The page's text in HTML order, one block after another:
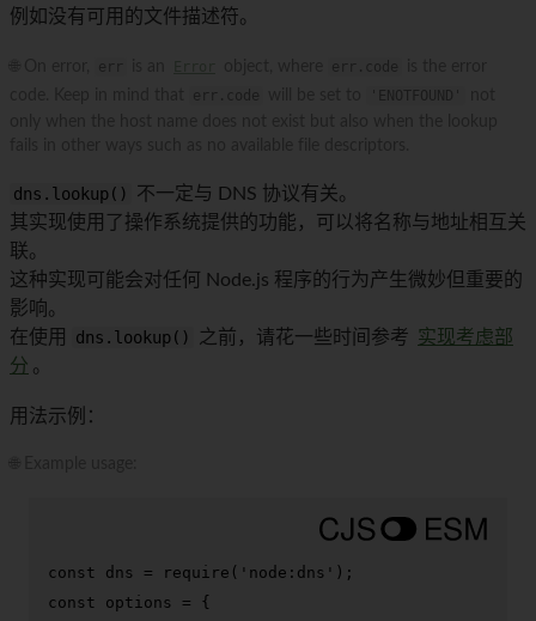
例如没有可用的文件描述符。
dns.lookup()
不一定与 DNS 协议有关。
其实现使用了操作系统提供的功能，可以将名称与地址相互关
联。
这种实现可能会对任何 Node.js 程序的行为产生微妙但重要的
影响。
在使用
dns.lookup() 之前，请花一些时间参考 实现考虑部
分 。
用法示例：
const dns = require ( 'node:dns'
const options = {